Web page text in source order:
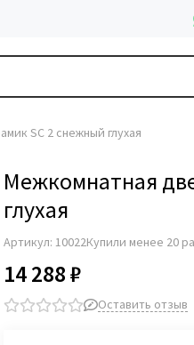
SC 2 снежный глухая
Межкомнатная
глухая
Артикул: 10022Купили менее 20
14 288 ₽
Оставить отзыв